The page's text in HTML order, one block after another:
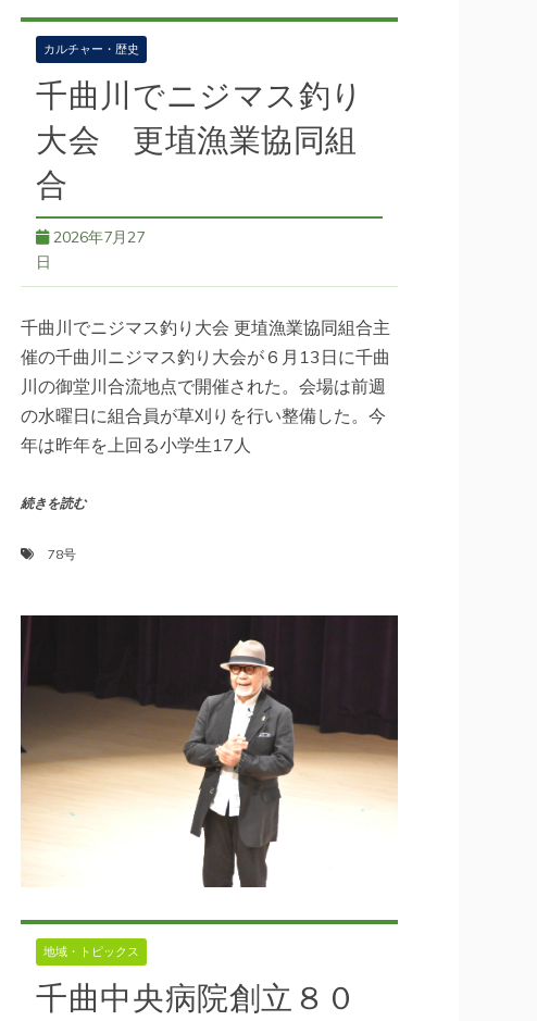
カルチャー・歴史
千曲川でニジマス釣り
大会 更埴漁業協同組
合
2026年7月27
日
千曲川でニジマス釣り大会 更埴漁業協同組合主
催の千曲川ニジマス釣り大会が６月13日に千曲
川の御堂川合流地点で開催された。会場は前週
の水曜日に組合員が草刈りを行い整備した。今
年は昨年を上回る小学生17人
続きを読む
78号
地域・トピックス
千曲中央病院創立８０